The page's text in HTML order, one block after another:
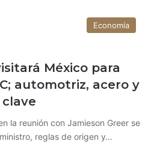
Economía
México para
automotriz, acero y
la reunión con Jamieson Greer se
reglas de origen y…